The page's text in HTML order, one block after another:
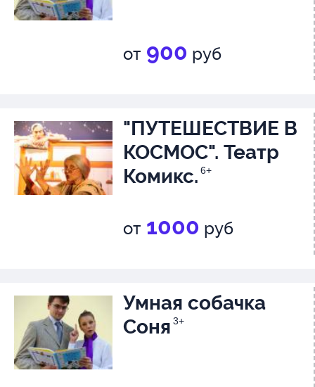
от 900 руб
"ПУТЕШЕСТВИЕ В
КОСМОС". Театр
Комикс. 6+
от 1000 руб
Умная собачка
Соня 3+